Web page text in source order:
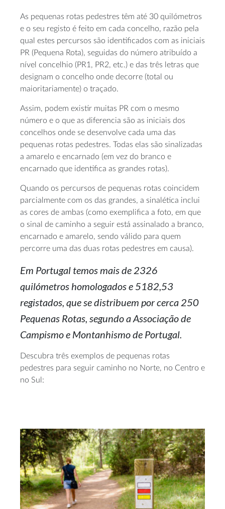
As pequenas rotas pedestres têm até 30 quilómetros
e o seu registo é feito em cada concelho, razão pela
qual estes percursos são identificados com as iniciais
PR (Pequena Rota), seguidas do número atribuído a
nível concelhio (PR1, PR2, etc.) e das três letras que
designam o concelho onde decorre (total ou
maioritariamente) o traçado.
Assim, podem existir muitas PR com o mesmo
número e o que as diferencia são as iniciais dos
concelhos onde se desenvolve cada uma das
pequenas rotas pedestres. Todas elas são sinalizadas
a amarelo e encarnado (em vez do branco e
encarnado que identifica as grandes rotas).
Quando os percursos de pequenas rotas coincidem
parcialmente com os das grandes, a sinalética inclui
as cores de ambas (como exemplifica a foto, em que
o sinal de caminho a seguir está assinalado a branco,
encarnado e amarelo, sendo válido para quem
percorre uma das duas rotas pedestres em causa).
Em Portugal temos mais de 2326
quilómetros homologados e 5182,53
registados, que se distribuem por cerca 250
Pequenas Rotas, segundo a Associação de
Campismo e Montanhismo de Portugal.
Descubra três exemplos de pequenas rotas
pedestres para seguir caminho no Norte, no Centro e
no Sul: